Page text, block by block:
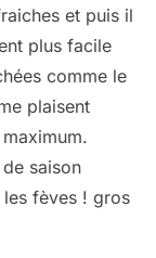
et puis il
plus facile
comme le
plaisent
saison
fèves ! gros